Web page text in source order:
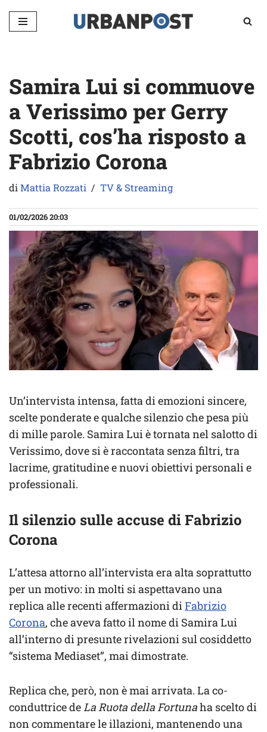
Vai
Samira Lui si commuove
a Verissimo per Gerry
Scotti, cos’ha risposto a
Fabrizio Corona
diMattia Rozzati TV & Streaming
01/02/2026 20:03
Un’intervista intensa, fatta di emozioni sincere,
scelte ponderate e qualche silenzio che pesa più
di mille parole. Samira Lui è tornata nel salotto di
Verissimo, dove si è raccontata senza filtri, tra
lacrime, gratitudine e nuovi obiettivi personali e
professionali.
Il silenzio sulle accuse di Fabrizio
Corona
L’attesa attorno all’intervista era alta soprattutto
per un motivo: in molti si aspettavano una
replica alle recenti affermazioni di Fabrizio
Corona, che aveva fatto il nome di Samira Lui
all’interno di presunte rivelazioni sul cosiddetto
“sistema Mediaset”, mai dimostrate.
Replica che, però, non è mai arrivata. La co-
conduttrice de La Ruota della Fortunaha scelto di
non commentare le illazioni, mantenendo una